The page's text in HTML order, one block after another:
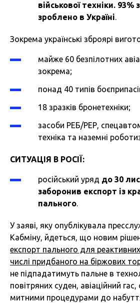
військової техніки. 93%
зроблено в Україні.
Зокрема українські зброярі
майже 60 безпілотних
зокрема;
понад 40 типів
18 зразків бронетехніки;
засоби РЕБ/РЕР,
техніка та наземні
СИТУАЦІЯ В РОСІЇ:
російський уряд до 30
заборонив експорт із
пального.
У заяві, яку опублікувала
Кабміну, йдеться, що новим
експорт пального ‌для
числі придбаного на біржових
не підпадатимуть пальне в
повітряних суден, авіаційний
митними процедурами до